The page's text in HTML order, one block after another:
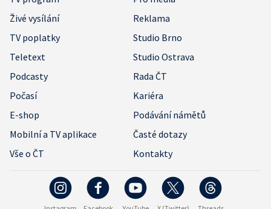
Živé vysílání
Reklama
TV poplatky
Studio Brno
Teletext
Studio Ostrava
Podcasty
Rada ČT
Počasí
Kariéra
E-shop
Podávání námětů
Mobilní a TV aplikace
Časté dotazy
Vše o ČT
Kontakty